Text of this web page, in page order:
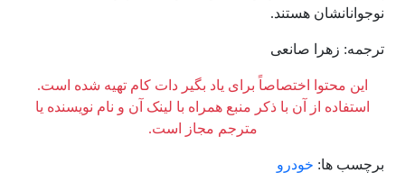
نوجوانانشان هستند.
ترجمه: زهرا صانعی
این محتوا اختصاصاً برای یاد بگیر دات کام تهیه شده است.
استفاده از آن با ذکر منبع همراه با لینک آن و نام نویسنده یا
مترجم مجاز است.
برچسب ها: خودرو